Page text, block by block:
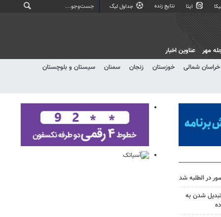
ایتا نتایج زنده جداول لیگ
خراسان شمالی خوزستان زنجان سمنان
سیستان و بلوچستان
مهر عناوین اخبار
در الطلبه شد
تبدیل شدن به